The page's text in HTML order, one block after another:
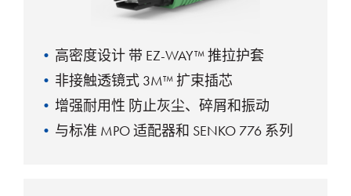
高密度设计 带 EZ-WAY™ 推拉护套
非接触透镜式 3M™ 扩束插芯
增强耐用性 防止灰尘、碎屑和振动
与标准 MPO 适配器和 SENKO 776 系列